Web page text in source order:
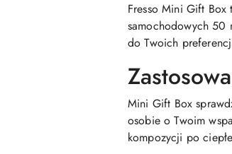
Fresso Mini Gift Box
samochodowych 50
do Twoich
Mini Gift Box
osobie o Twoim
kompozycji po